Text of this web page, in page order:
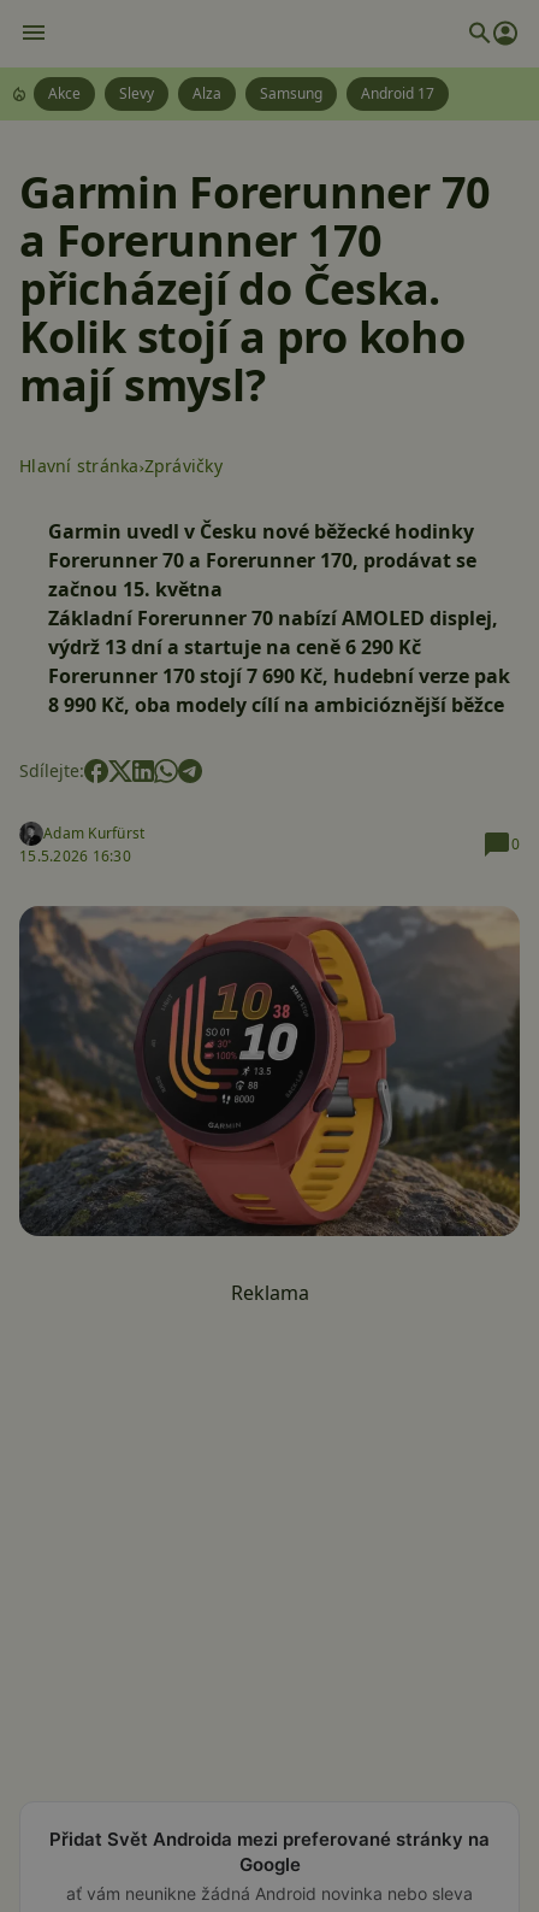
Akce Slevy Alza Samsung Android 17
Garmin Forerunner 70
a Forerunner 170
přicházejí do Česka.
Kolik stojí a pro koho
mají smysl?
Hlavní stránka Zprávičky
Garmin uvedl v Česku nové běžecké hodinky
Forerunner 70 a Forerunner 170, prodávat se
začnou 15. května
Základní Forerunner 70 nabízí AMOLED displej,
výdrž 13 dní a startuje na ceně 6 290 Kč
Forerunner 170 stojí 7 690 Kč, hudební verze pak
8 990 Kč, oba modely cílí na ambicióznější běžce
Sdílejte:
Adam Kurfürst
15.5.2026 16:30
0
Reklama
Přidat Svět Androida mezi preferované stránky na
Google
ať vám neunikne žádná Android novinka nebo sleva